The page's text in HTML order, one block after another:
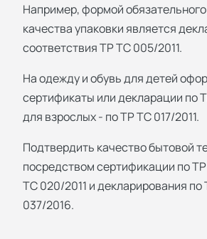
Например, формой
качества упаковки является
соответствия ТР ТС 005/2011.
На одежду и обувь для детей
сертификаты или декларации по
для взрослых - по ТР ТС 017/2011.
Подтвердить качество бытовой
посредством сертификации по
ТС 020/2011 и декларирования
037/2016.